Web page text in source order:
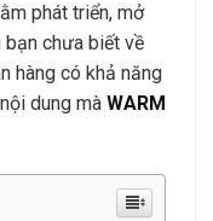
phát triển, mở
bạn chưa biết về
hàng có khả năng
dung mà WARM